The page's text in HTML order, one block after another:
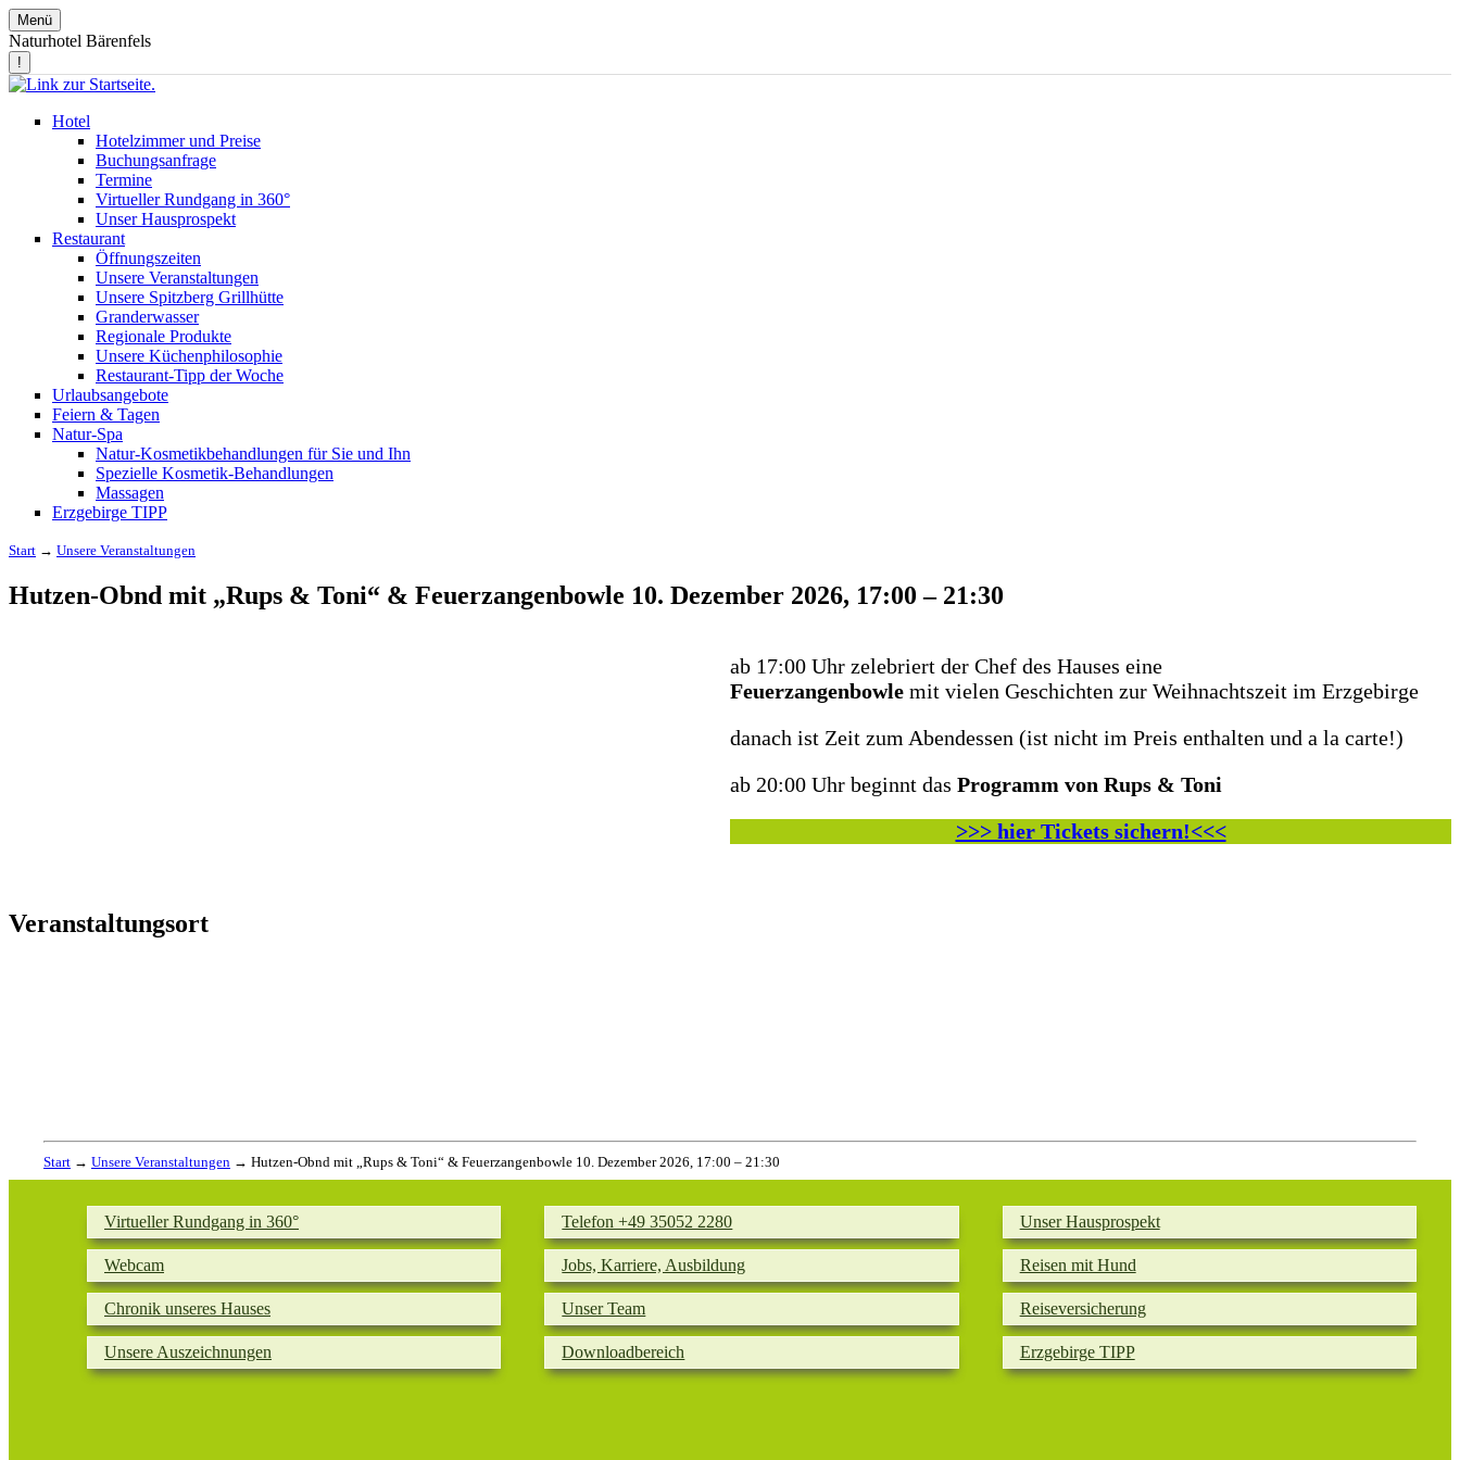
Menü
Naturhotel Bärenfels
!
Hotel
Hotelzimmer und Preise
Buchungsanfrage
Termine
Virtueller Rundgang in 360°
Unser Hausprospekt
Restaurant
Öffnungszeiten
Unsere Veranstaltungen
Unsere Spitzberg Grillhütte
Granderwasser
Regionale Produkte
Unsere Küchenphilosophie
Restaurant-Tipp der Woche
Urlaubsangebote
Feiern & Tagen
Natur-Spa
Natur-Kosmetikbehandlungen für Sie und Ihn
Spezielle Kosmetik-Behandlungen
Massagen
Erzgebirge TIPP
Start → Unsere Veranstaltungen
Hutzen-Obnd mit „Rups & Toni“ & Feuerzangenbowle 10. Dezember 2026, 17:00–21:30
ab 17:00 Uhr zelebriert der Chef des Hauses eine
Feuerzangenbowle mit vielen Geschichten zur Weihnachtszeit im Erzgebirge
danach ist Zeit zum Abendessen (ist nicht im Preis enthalten und a la carte!)
ab 20:00 Uhr beginnt das Programm von Rups & Toni
>>> hier Tickets sichern!<<<
Veranstaltungsort
Start → Unsere Veranstaltungen → Hutzen-Obnd mit „Rups & Toni“ & Feuerzangenbowle 10. Dezember 2026, 17:00 – 21:30
Virtueller Rundgang in 360°
Webcam
Chronik unseres Hauses
Unsere Auszeichnungen
Telefon +49 35052 2280
Jobs, Karriere, Ausbildung
Unser Team
Downloadbereich
Unser Hausprospekt
Reisen mit Hund
Reiseversicherung
Erzgebirge TIPP